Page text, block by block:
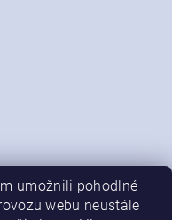
umožnili pohodlné
webu neustále